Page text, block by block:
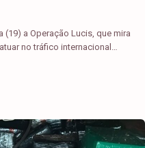
a Operação Lucis, que mira
no tráfico internacional…